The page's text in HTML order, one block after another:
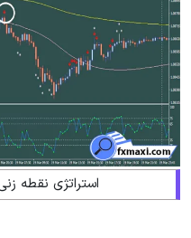
استراتژی نقطه